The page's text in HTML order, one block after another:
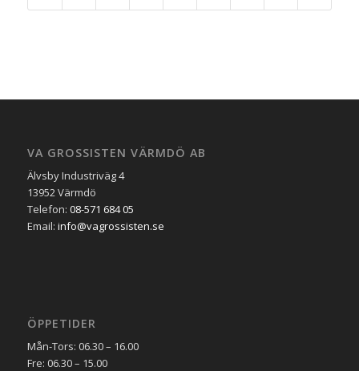
VA GROSSISTEN VÄRMDÖ AB
Älvsby Industriväg 4
13952 Värmdö
Telefon: 08-571 684 05
Email: info@vagrossisten.se
ÖPPETIDER
Mån-Tors: 06.30 – 16.00
Fre: 06.30 – 15.00